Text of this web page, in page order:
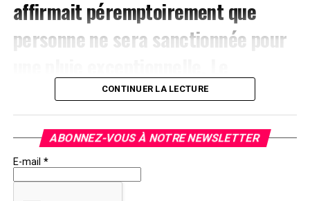
affirmait péremptoirement que
personne ne sera sanctionnée pour
Président du parti politique ivoirien
Alternative Nouvelle pour la Côte d
´Ivoire a dans une lettre ouverte
adressée au président de la
CONTINUER LA LECTURE
ABONNEZ-VOUS À NOTRE NEWSLETTER
E-mail *